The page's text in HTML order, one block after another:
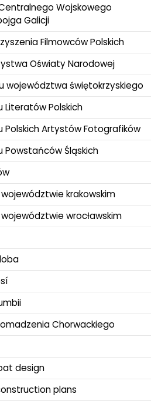
Wojskowego
Galicji
Filmowców Polskich
Oświaty Narodowej
województwa świętokrzyskiego
Literatów Polskich
Polskich Artystów Fotografików
Powstańców Śląskich
krakowskim
wrocławskim
Chorwackiego
design
plans